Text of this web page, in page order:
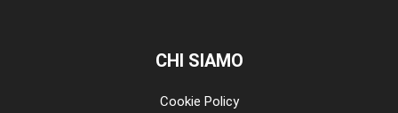
CHI SIAMO
Cookie Policy